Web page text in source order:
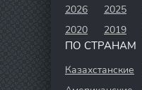
2026 2025
2020
2019
ПО СТРАНАМ
Казахстанские